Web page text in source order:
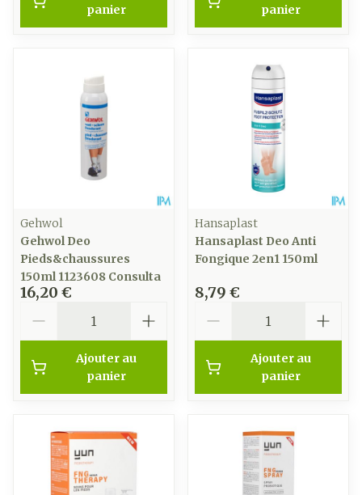
panier
panier
Gehwol
Gehwol Deo
Pieds&chaussures
150ml 1123608 Consulta
16,20 €
Ajouter au
panier
Hansaplast
Hansaplast Deo Anti
Fongique 2en1 150ml
8,79 €
Ajouter au
panier